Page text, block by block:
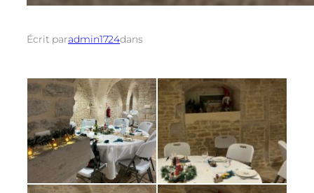
Écrit paradmin1724dans